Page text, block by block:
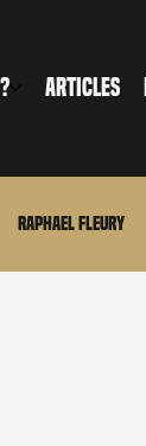
ARTICLES
Raphael Fleury